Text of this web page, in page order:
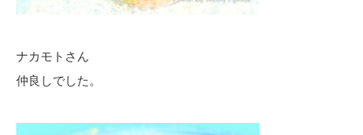
ナカモトさん
仲良しでした。